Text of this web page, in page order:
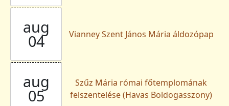
aug
04 Vianney Szent János Mária áldozópap
aug
05
Szűz Mária római főtemplomának
felszentelése (Havas Boldogasszony)